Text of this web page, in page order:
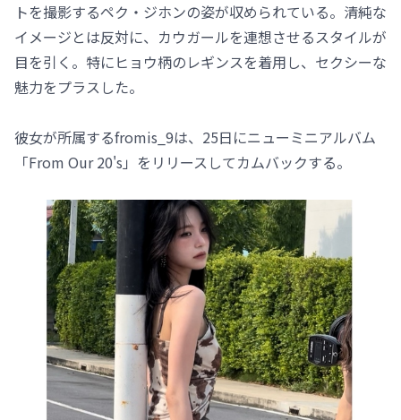
トを撮影するペク・ジホンの姿が収められている。清純な
イメージとは反対に、カウガールを連想させるスタイルが
目を引く。特にヒョウ柄のレギンスを着用し、セクシーな
魅力をプラスした。
彼女が所属するfromis_9は、25日にニューミニアルバム
「From Our 20's」をリリースしてカムバックする。